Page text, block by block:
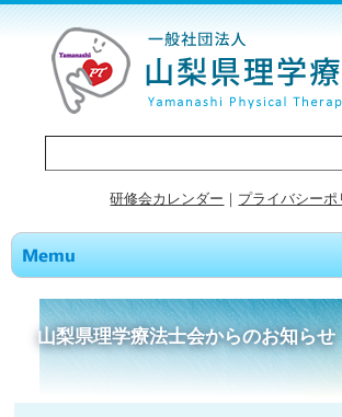
研修会カレンダー ｜ プライバシーポ
山梨県理学療法士会からのお知らせ